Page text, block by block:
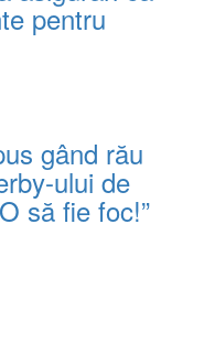
pentru
gând rău
ului de
să fie foc!”